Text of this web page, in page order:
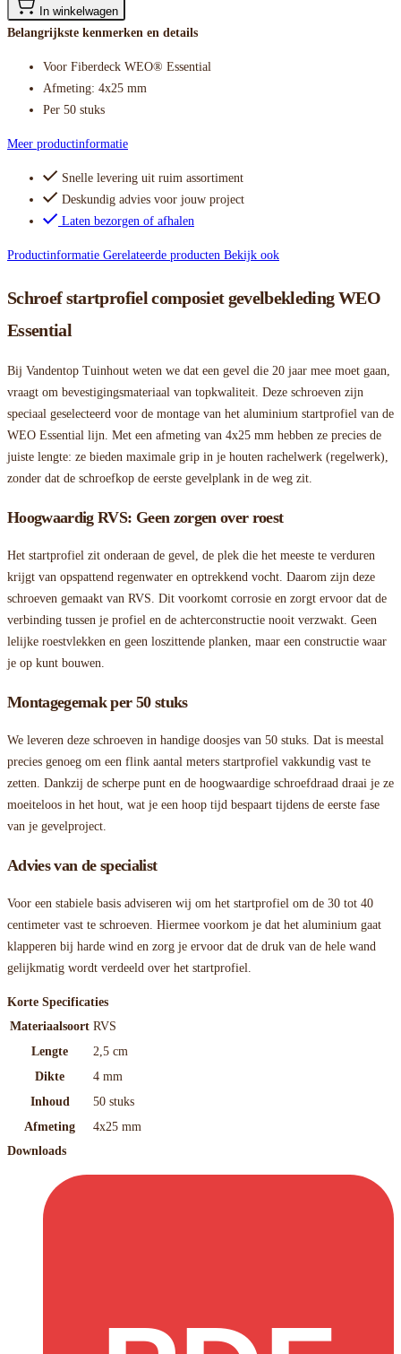
In winkelwagen
Belangrijkste kenmerken en details
Voor Fiberdeck WEO® Essential
Afmeting: 4x25 mm
Per 50 stuks
Meer productinformatie
Snelle levering uit ruim assortiment
Deskundig advies voor jouw project
Laten bezorgen of afhalen
Productinformatie Gerelateerde producten Bekijk ook
Schroef startprofiel composiet gevelbekleding WEO
Essential
Bij Vandentop Tuinhout weten we dat een gevel die 20 jaar mee moet gaan,
vraagt om bevestigingsmateriaal van topkwaliteit. Deze schroeven zijn
speciaal geselecteerd voor de montage van het aluminium startprofiel van de
WEO Essential lijn. Met een afmeting van 4x25 mm hebben ze precies de
juiste lengte: ze bieden maximale grip in je houten rachelwerk (regelwerk),
zonder dat de schroefkop de eerste gevelplank in de weg zit.
Hoogwaardig RVS: Geen zorgen over roest
Het startprofiel zit onderaan de gevel, de plek die het meeste te verduren
krijgt van opspattend regenwater en optrekkend vocht. Daarom zijn deze
schroeven gemaakt van RVS. Dit voorkomt corrosie en zorgt ervoor dat de
verbinding tussen je profiel en de achterconstructie nooit verzwakt. Geen
lelijke roestvlekken en geen loszittende planken, maar een constructie waar
je op kunt bouwen.
Montagegemak per 50 stuks
We leveren deze schroeven in handige doosjes van 50 stuks. Dat is meestal
precies genoeg om een flink aantal meters startprofiel vakkundig vast te
zetten. Dankzij de scherpe punt en de hoogwaardige schroefdraad draai je ze
moeiteloos in het hout, wat je een hoop tijd bespaart tijdens de eerste fase
van je gevelproject.
Advies van de specialist
Voor een stabiele basis adviseren wij om het startprofiel om de 30 tot 40
centimeter vast te schroeven. Hiermee voorkom je dat het aluminium gaat
klapperen bij harde wind en zorg je ervoor dat de druk van de hele wand
gelijkmatig wordt verdeeld over het startprofiel.
Korte Specificaties
Materiaalsoort RVS
Lengte
2,5 cm
Dikte
4 mm
Inhoud
50 stuks
Afmeting
4x25 mm
Downloads